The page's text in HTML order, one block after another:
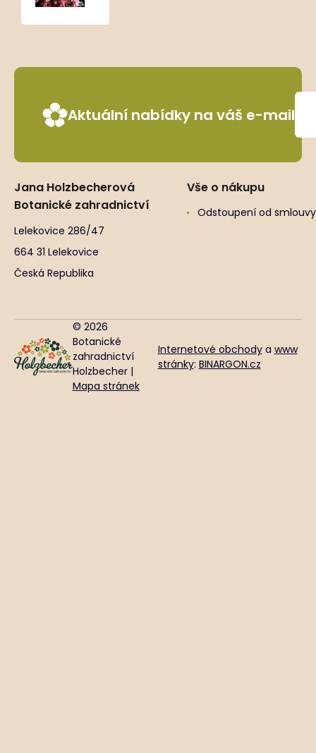
Aktuální nabídky na váš e-mail
Jana Holzbecherová
Botanické zahradnictví
Lelekovice 286/47
664 31 Lelekovice
Česká Republika
Vše o nákupu
Odstoupení od smlouvy
© 2026
Botanické
zahradnictví
Holzbecher |
Mapa stránek
Internetové obchodya www
stránky: BINARGON.cz